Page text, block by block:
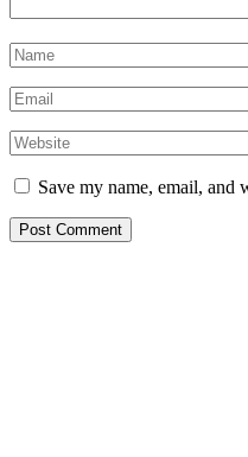
Save my name, email, and